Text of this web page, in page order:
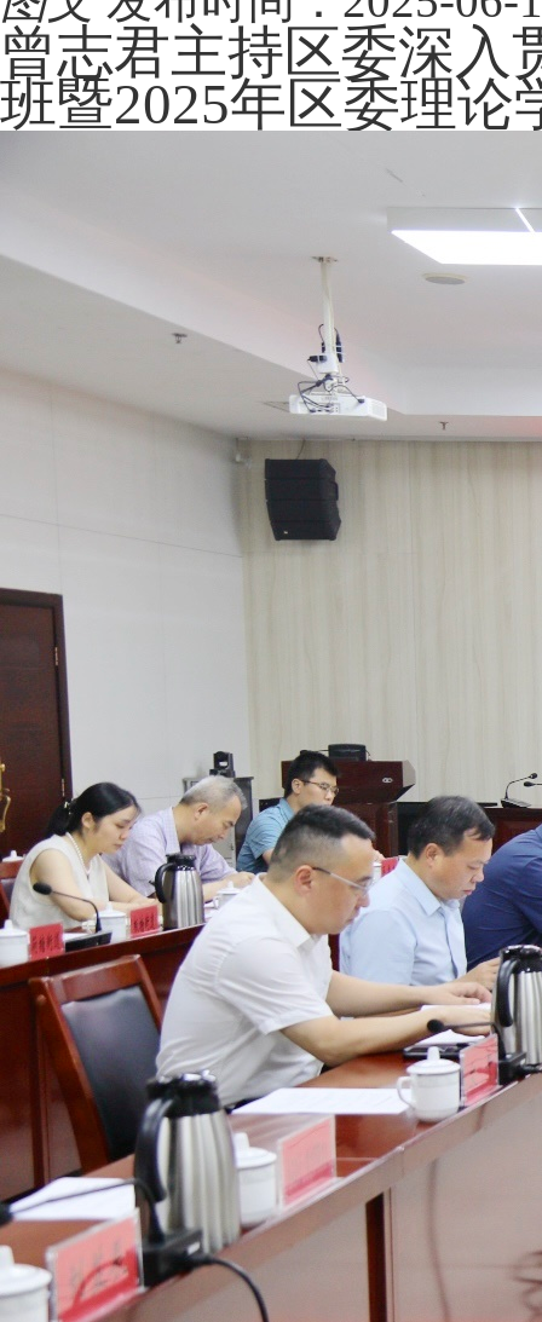
曾志君主持区委深入
班暨2025年区委理